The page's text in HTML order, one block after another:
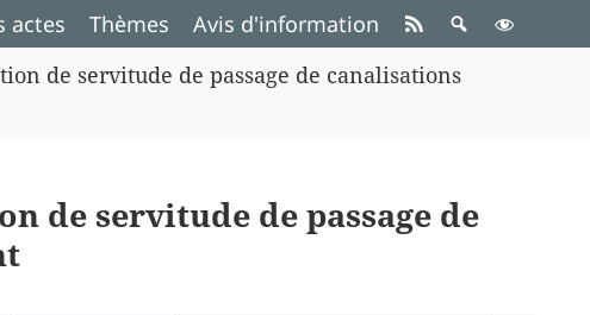
actes Thèmes
Avis d'information
de servitude de passage de canalisations
de servitude de passage de